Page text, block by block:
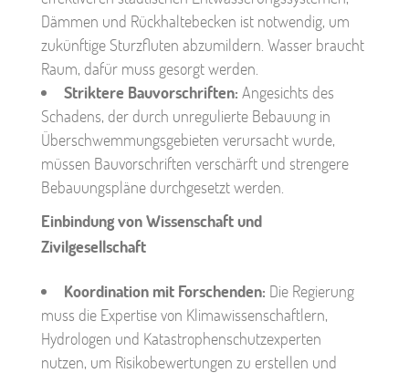
Dämmen und Rückhaltebecken ist notwendig, um
zukünftige Sturzfluten abzumildern. Wasser braucht
Raum, dafür muss gesorgt werden.
Striktere Bauvorschriften: Angesichts des
Schadens, der durch unregulierte Bebauung in
Überschwemmungsgebieten verursacht wurde,
müssen Bauvorschriften verschärft und strengere
Bebauungspläne durchgesetzt werden.
Einbindung von Wissenschaft und
Zivilgesellschaft
Koordination mit Forschenden: Die Regierung
muss die Expertise von Klimawissenschaftlern,
Hydrologen und Katastrophenschutzexperten
nutzen, um Risikobewertungen zu erstellen und